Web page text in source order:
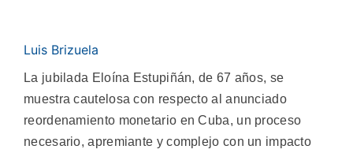
Luis Brizuela
La jubilada Eloína Estupiñán, de 67 años, se
muestra cautelosa con respecto al anunciado
reordenamiento monetario en Cuba, un proceso
necesario, apremiante y complejo con un impacto